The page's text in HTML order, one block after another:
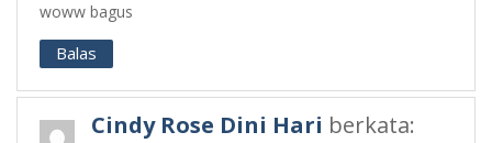
woww bagus
Balas
Cindy Rose Dini Hari berkata: